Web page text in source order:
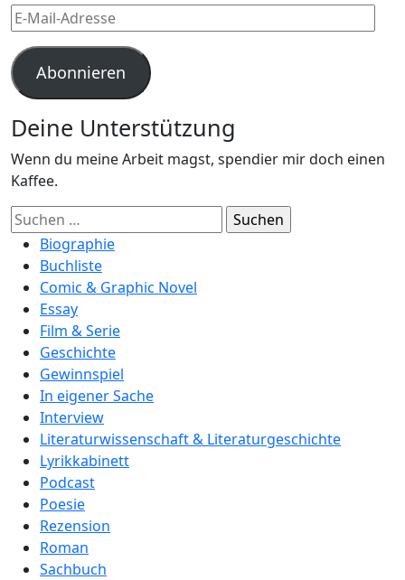
E-
Mail-
Adresse
Abonnieren
Deine Unterstützung
Wenn du meine Arbeit magst, spendier mir doch einen
Kaffee.
Suchen
nach:Biographie
Buchliste
Comic & Graphic Novel
Essay
Film & Serie
Geschichte
Gewinnspiel
In eigener Sache
Interview
Literaturwissenschaft & Literaturgeschichte
Lyrikkabinett
Podcast
Poesie
Rezension
Roman
Sachbuch